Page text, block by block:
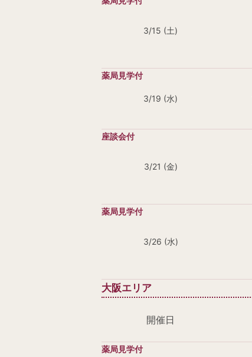
3/15 (土)
3/19 (水)
3/21 (金)
3/26 (水)
大阪エリア
開催日